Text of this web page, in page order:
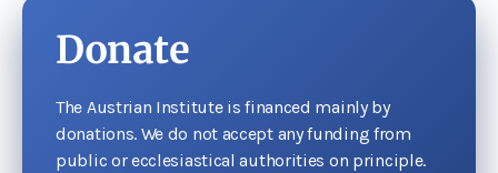
Donate
The Austrian Institute is financed mainly by
donations. We do not accept any funding from
public or ecclesiastical authorities on principle.